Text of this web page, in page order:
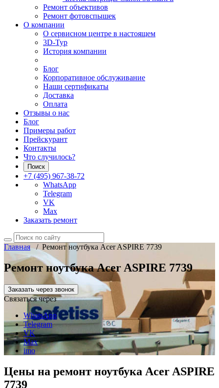
Ремонт объективов
Ремонт фотовспышек
О компании
О сервисном центре в настоящем
3D-Тур
История компании
Блог
Корпоративное обслуживание
Наши сертификаты
Доставка
Оплата
Отзывы о нас
Блог
Примеры работ
Прейскурант
Контакты
Что случилось?
Поиск
+7 (495) 967-38-72
WhatsApp
Telegram
VK
Max
Заказать ремонт
Главная/ Ремонт ноутбука Acer ASPIRE 7739
Ремонт ноутбука Acer ASPIRE 7739
Заказать через звонок
Связаться через
WhatsApp
Telegram
VK
Max
imo
Цены на ремонт ноутбука Acer ASPIRE
7739